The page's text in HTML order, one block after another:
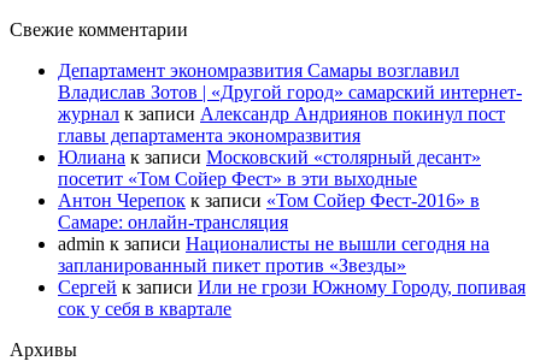
Свежие комментарии
Департамент экономразвития Самары возглавил
Владислав Зотов | «Другой город» самарский интернет-
журнал к записи Александр Андриянов покинул пост
главы департамента экономразвития
Юлиана к записи Московский «столярный десант»
посетит «Том Сойер Фест» в эти выходные
Антон Черепок к записи «Том Сойер Фест-2016» в
Самаре: онлайн-трансляция
admin к записи Националисты не вышли сегодня на
запланированный пикет против «Звезды»
Сергей к записи Или не грози Южному Городу, попивая
сок у себя в квартале
Архивы